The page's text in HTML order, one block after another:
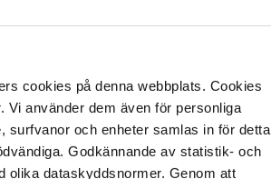
cookies på denna webbplats. Cookies
Vi använder dem även för personliga
surfvanor och enheter samlas in för detta
Godkännande av statistik- och
olika dataskyddsnormer. Genom att